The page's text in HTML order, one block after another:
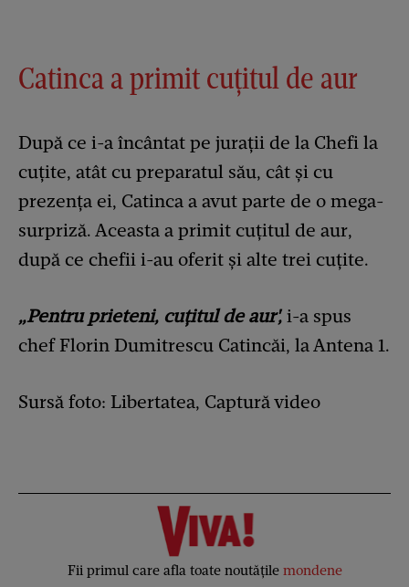
Catinca a primit cuțitul de aur
După ce i-a încântat pe jurații de la Chefi la
cuțite, atât cu preparatul său, cât și cu
prezența ei, Catinca a avut parte de o mega-
surpriză. Aceasta a primit cuțitul de aur,
după ce chefii i-au oferit și alte trei cuțite.
„Pentru prieteni, cuțitul de aur', i-a spus
chef Florin Dumitrescu Catincăi, la Antena 1.
Sursă foto: Libertatea, Captură video
Fii primul care afla toate noutățile mondene